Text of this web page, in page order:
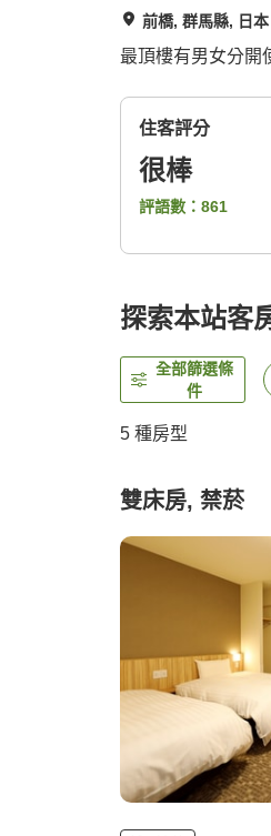
前橋, 群馬縣, 日本
最頂樓有男女分開
住客評分
很棒
評語數： 861
探索本站客
全部篩選條
件
5 種房型
雙床房, 禁菸